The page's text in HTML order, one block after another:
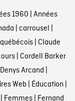
1960 Années
carrousel
| Claude
| Cordell Barker
Denys Arcand
Web Éducation
Femmes| Fernand